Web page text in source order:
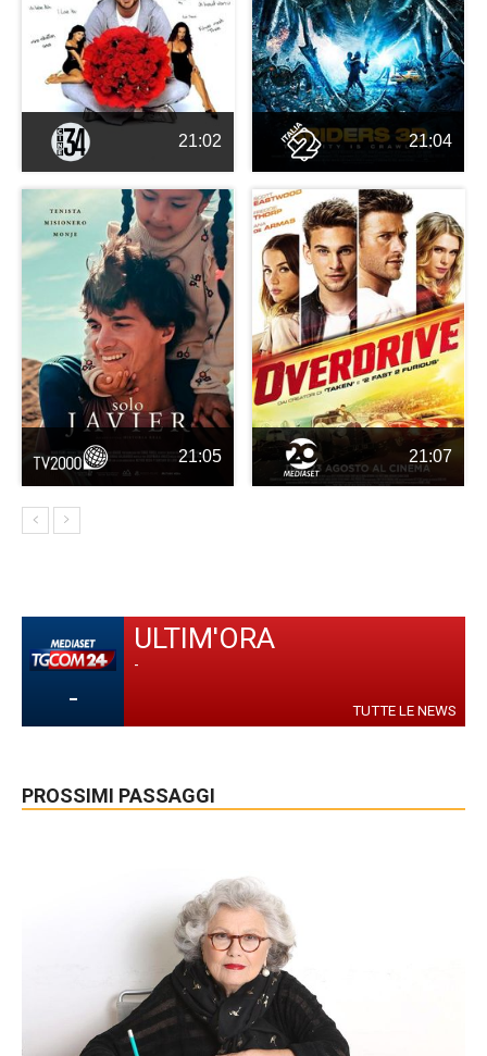
21:02 21:04
21:05 21:07
-
ULTIM'ORA
-
TUTTE LE NEWS
PROSSIMI PASSAGGI